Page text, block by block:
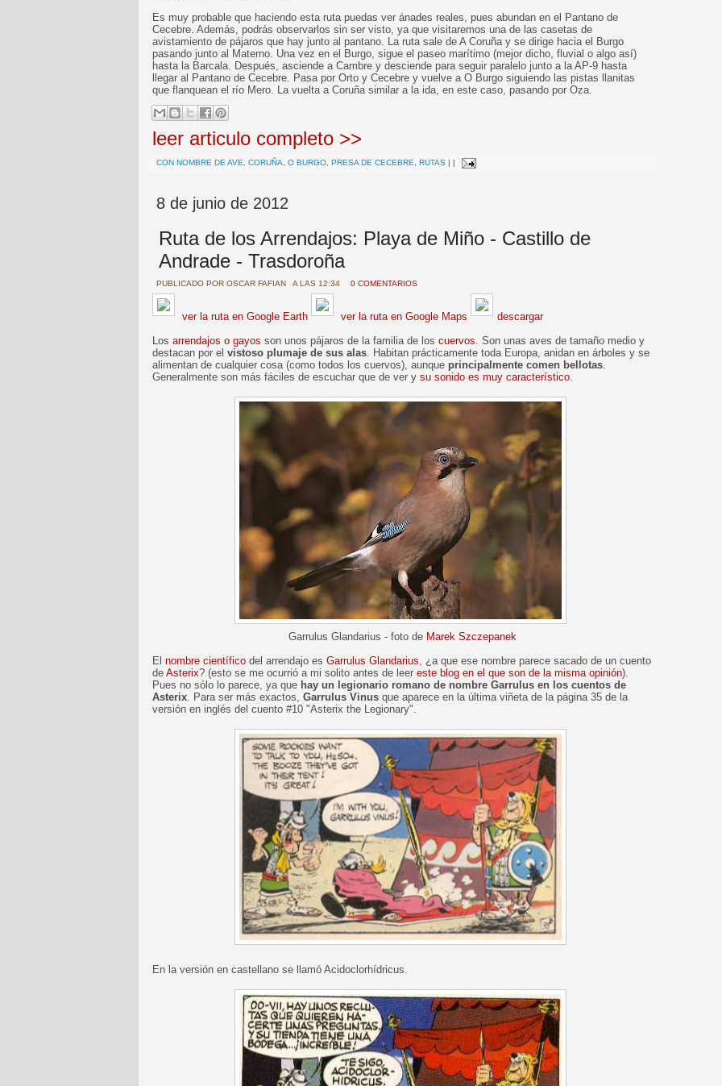
Es muy probable que haciendo esta ruta puedas ver ánades reales, pues abundan en el Pantano de
Cecebre. Además, podrás observarlos sin ser visto, ya que visitaremos una de las casetas de
avistamiento de pájaros que hay junto al pantano. La ruta sale de A Coruña y se dirige hacia el Burgo
pasando junto al Materno. Una vez en el Burgo, sigue el paseo marítimo (mejor dicho, fluvial o algo así)
hasta la Barcala. Después, asciende a Cambre y desciende para seguir paralelo junto a la AP-9 hasta
llegar al Pantano de Cecebre. Pasa por Orto y Cecebre y vuelve a O Burgo siguiendo las pistas llanitas
que flanquean el río Mero. La vuelta a Coruña similar a la ida, en este caso, pasando por Oza.
leer articulo completo >>
CON NOMBRE DE AVE CORUÑA O BURGO PRESA DE CECEBRE RUTAS | |
8 de junio de 2012
Ruta de los Arrendajos: Playa de Miño - Castillo de
Andrade - Trasdoroña
PUBLICADO POR OSCAR FAFIAN A LAS 12:34 0 COMENTARIOS
ver la ruta en Google Earth ver la ruta en Google Maps
descargar
Los arrendajos o gayos son unos pájaros de la familia de los cuervos. Son unas aves de tamaño medio y
destacan por el vistoso plumaje de sus alas. Habitan prácticamente toda Europa, anidan en árboles y se
alimentan de cualquier cosa (como todos los cuervos), aunque principalmente comen bellotas.
Generalmente son más fáciles de escuchar que de ver y su sonido es muy característico.
Garrulus Glandarius - foto de Marek Szczepanek
El nombre científico del arrendajo es Garrulus Glandarius, ¿a que ese nombre parece sacado de un cuento
de Asterix? (esto se me ocurrió a mi solito antes de leer este blog en el que son de la misma opinión).
Pues no sólo lo parece, ya que hay un legionario romano de nombre Garrulus en los cuentos de
Asterix. Para ser más exactos, Garrulus Vinus que aparece en la última viñeta de la página 35 de la
versión en inglés del cuento #10 "Asterix the Legionary".
En la versión en castellano se llamó Acidoclorhídricus.